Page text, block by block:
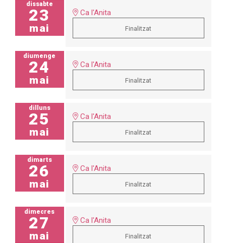
dissabte
23
mai
Ca l'Anita
Finalitzat
diumenge
24
mai
Ca l'Anita
Finalitzat
dilluns
25
mai
Ca l'Anita
Finalitzat
dimarts
26
mai
Ca l'Anita
Finalitzat
dimecres
27
mai
Ca l'Anita
Finalitzat